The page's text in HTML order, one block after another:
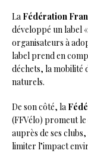
La Fédération
développé un label
organisateurs à
label prend en
déchets, la mobilité
naturels.
De son côté, la
(FFVélo) promeut
auprès de ses
limiter l’impact